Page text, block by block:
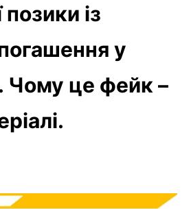
позики із
у
Чому це фейк –